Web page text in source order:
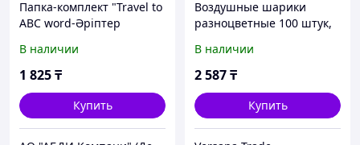
Папка-комплект "Travel to
ABC word-Әріптер
Путешествие мир букв"
(ф.А4, 10 шт., на каз.-рус.-
В наличии
1 825₸
Купить
Воздушные шарики
разноцветные 100 штук,
В наличии
2 587₸
Купить